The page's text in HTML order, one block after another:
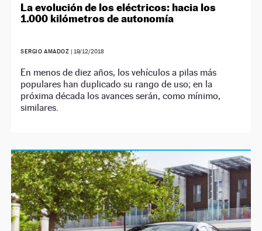
La evolución de los eléctricos: hacia los
1.000 kilómetros de autonomía
SERGIO AMADOZ | 19/12/2018
En menos de diez años, los vehículos a pilas más
populares han duplicado su rango de uso; en la
próxima década los avances serán, como mínimo,
similares.